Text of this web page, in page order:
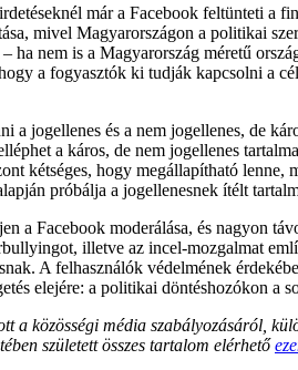
már a Facebook feltünteti a
mivel Magyarországon a politikai
ha nem is a Magyarország méretű
a fogyasztók ki tudják kapcsolni a
jogellenes és a nem jogellenes, de
a káros, de nem jogellenes
kétséges, hogy megállapítható
próbálja a jogellenesnek ítélt
Facebook moderálása, és nagyon
illetve az incel-mozgalmat
A felhasználók védelmének
elejére: a politikai döntéshozókon a
közösségi média szabályozásáról,
született összes tartalom elérhető